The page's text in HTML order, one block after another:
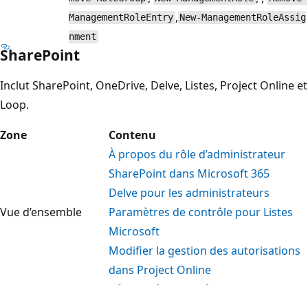
ManagementRoleEntry , New-ManagementRoleAssig
nment
SharePoint
Inclut SharePoint, OneDrive, Delve, Listes, Project Online et
Loop.
Zone
Contenu
Vue d’ensemble
À propos du rôle d’administrateur
SharePoint dans Microsoft 365
Delve pour les administrateurs
Paramètres de contrôle pour Listes
Microsoft
Modifier la gestion des autorisations
dans Project Online